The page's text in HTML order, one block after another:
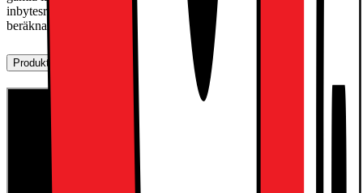
inbytesrabatt per köp. Slutgiltigt inbytesvärde på din gamla telefon
beräknas i butik.
Produktbeskrivning